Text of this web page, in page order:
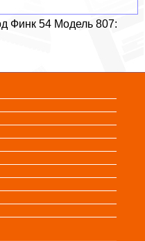
Финк 54 Модель 807: